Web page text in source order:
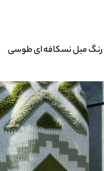
رنگ مبل نسکافه ای طوسی